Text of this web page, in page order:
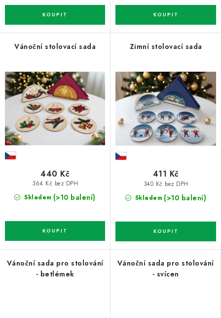
Vánoční stolovací sada
Skladem (>10 balení)
364 Kč bez DPH
440 Kč
Zimní stolovací sada
Skladem (>10 balení)
340 Kč bez DPH
411 Kč
Vánoční sada pro stolování
- betlémek
Vánoční sada pro stolování
- svícen